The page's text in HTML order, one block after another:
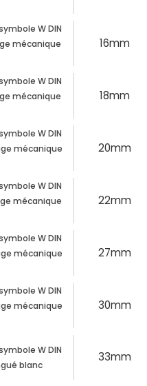
W DIN
mécanique
16mm
W DIN
mécanique
18mm
W DIN
mécanique
20mm
W DIN
mécanique
22mm
W DIN
mécanique
27mm
W DIN
mécanique
30mm
W DIN
blanc
33mm